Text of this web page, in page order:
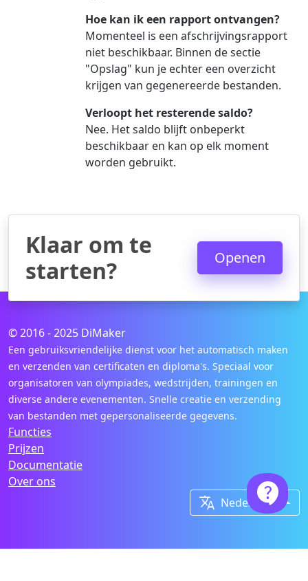
Hoe kan ik een rapport ontvangen?
Momenteel is een afschrijvingsrapport
niet beschikbaar. Binnen de sectie
"Opslag" kun je echter een overzicht
krijgen van gegenereerde bestanden.
Verloopt het resterende saldo?
Nee. Het saldo blijft onbeperkt
beschikbaar en kan op elk moment
worden gebruikt.
Klaar om te
starten?
Openen
© 2016 - 2025 DiMaker
Een gebruiksvriendelijke dienst voor het automatisch maken
en verzenden van certificaten en diploma's. Speciaal voor
organisatoren van olympiades, wedstrijden, trainingen en
diverse andere evenementen. Snelle creatie en verzending
van bestanden met gepersonaliseerde gegevens.
Functies
Prijzen
Documentatie
Over ons
 Nederlands
